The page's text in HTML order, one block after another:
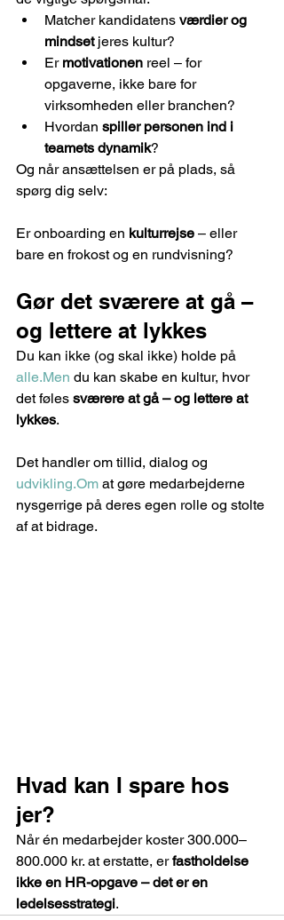
Matcher kandidatens værdier og
mindset jeres kultur?
Er motivationen reel – for
opgaverne, ikke bare for
virksomheden eller branchen?
Hvordan spiller personen ind i
teamets dynamik?
Og når ansættelsen er på plads, så
spørg dig selv:
Er onboarding en kulturrejse – eller
bare en frokost og en rundvisning?
Gør det sværere at gå –
og lettere at lykkes
Du kan ikke (og skal ikke) holde på
alle.Men du kan skabe en kultur, hvor
det føles sværere at gå – og lettere at
lykkes.
Det handler om tillid, dialog og
udvikling.Om at gøre medarbejderne
nysgerrige på deres egen rolle og stolte
af at bidrage.
Hvad kan I spare hos
jer?
Når én medarbejder koster 300.000–
800.000 kr. at erstatte, er fastholdelse
ikke en HR-opgave – det er en
ledelsesstrategi.